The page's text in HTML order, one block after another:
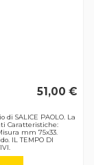
51,00 €
SALICE PAOLO. La
Caratteristiche:
mm 75x33.
IL TEMPO DI